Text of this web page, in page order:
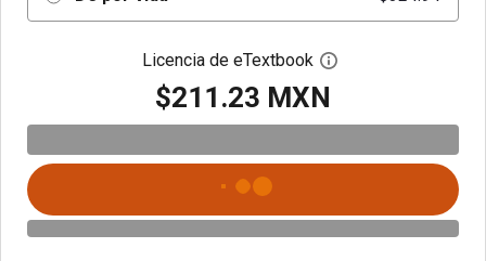
Licencia de eTextbook Abre el cuadro de
$211.23 MXN